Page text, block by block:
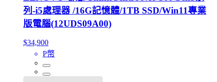
列-i5處理器 /16G記憶體/1TB SSD/Win11專業
版電腦(12UDS09A00)
$34,900
P幣